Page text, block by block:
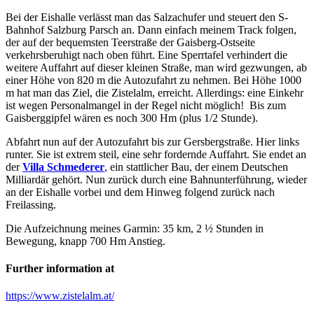
Bei der Eishalle verlässt man das Salzachufer und steuert den S-
Bahnhof Salzburg Parsch an. Dann einfach meinem Track folgen,
der auf der bequemsten Teerstraße der Gaisberg-Ostseite
verkehrsberuhigt nach oben führt. Eine Sperrtafel verhindert die
weitere Auffahrt auf dieser kleinen Straße, man wird gezwungen, ab
einer Höhe von 820 m die Autozufahrt zu nehmen. Bei Höhe 1000
m hat man das Ziel, die Zistelalm, erreicht. Allerdings: eine Einkehr
ist wegen Personalmangel in der Regel nicht möglich! Bis zum
Gaisberggipfel wären es noch 300 Hm (plus 1/2 Stunde).
Abfahrt nun auf der Autozufahrt bis zur Gersbergstraße. Hier links
runter. Sie ist extrem steil, eine sehr fordernde Auffahrt. Sie endet an
derVilla Schmederer, ein stattlicher Bau, der einem Deutschen
Milliardär gehört. Nun zurück durch eine Bahnunterführung, wieder
an der Eishalle vorbei und dem Hinweg folgend zurück nach
Freilassing.
Die Aufzeichnung meines Garmin: 35 km, 2 ½ Stunden in
Bewegung, knapp 700 Hm Anstieg.
Further information at
https://www.zistelalm.at/